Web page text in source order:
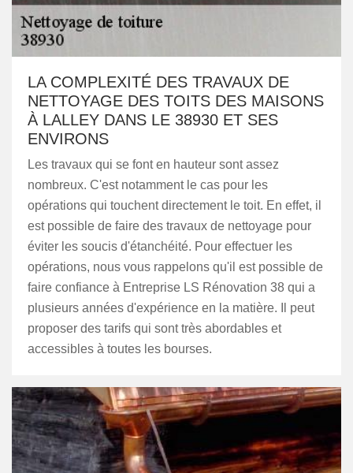
LA COMPLEXITÉ DES TRAVAUX DE
NETTOYAGE DES TOITS DES MAISONS
À LALLEY DANS LE 38930 ET SES
ENVIRONS
Les travaux qui se font en hauteur sont assez
nombreux. C'est notamment le cas pour les
opérations qui touchent directement le toit. En effet, il
est possible de faire des travaux de nettoyage pour
éviter les soucis d'étanchéité. Pour effectuer les
opérations, nous vous rappelons qu'il est possible de
faire confiance à Entreprise LS Rénovation 38 qui a
plusieurs années d'expérience en la matière. Il peut
proposer des tarifs qui sont très abordables et
accessibles à toutes les bourses.